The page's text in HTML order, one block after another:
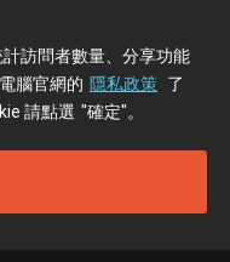
訪問者數量、分享功能
腦官網的 隱私政策 了
請點選 "確定"。